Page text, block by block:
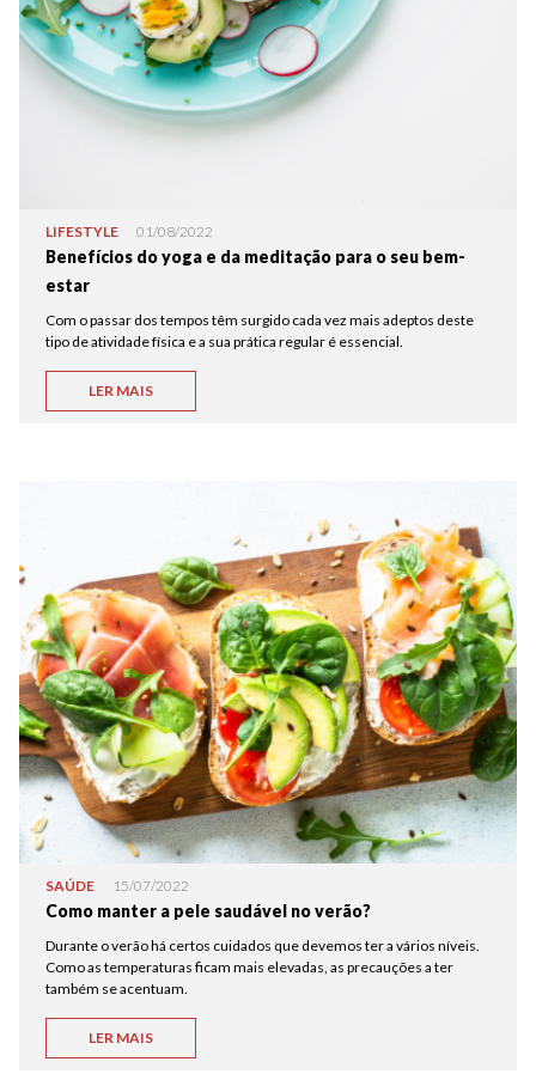
LIFESTYLE 01/08/2022
Benefícios do yoga e da meditação para o seu bem-
estar
Com o passar dos tempos têm surgido cada vez mais adeptos deste
tipo de atividade física e a sua prática regular é essencial.
LER MAIS
SAÚDE 15/07/2022
Como manter a pele saudável no verão?
Durante o verão há certos cuidados que devemos ter a vários níveis.
Como as temperaturas ficam mais elevadas, as precauções a ter
também se acentuam.
LER MAIS